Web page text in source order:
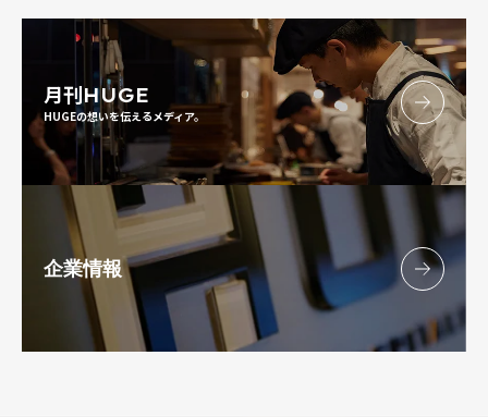
月刊HUGE
HUGEの想いを伝えるメディア。
企業情報